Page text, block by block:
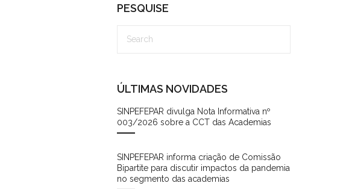
PESQUISE
ÚLTIMAS NOVIDADES
SINPEFEPAR divulga Nota Informativa nº
003/2026 sobre a CCT das Academias
SINPEFEPAR informa criação de Comissão
Bipartite para discutir impactos da pandemia
no segmento das academias